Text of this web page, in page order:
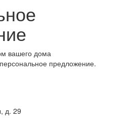
вашего дома
предложение.
д. 29